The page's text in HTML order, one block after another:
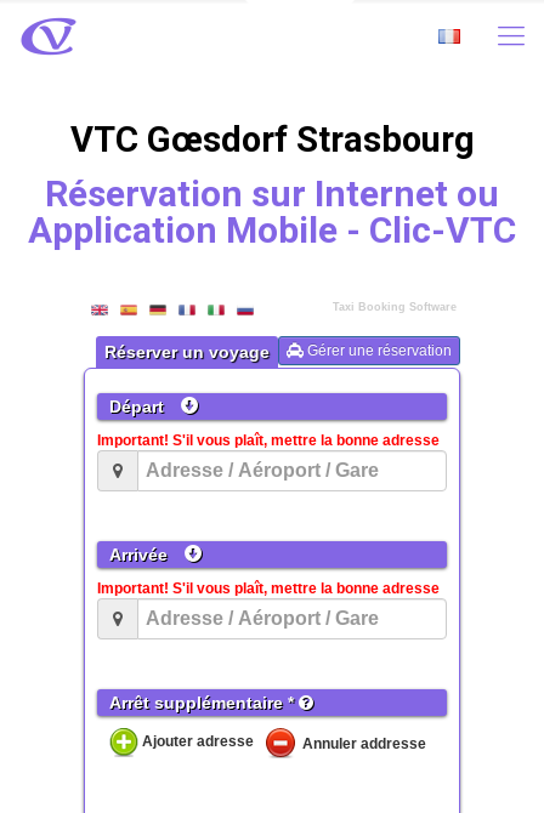
VTC Gœsdorf Strasbourg
Réservation sur Internet ou
Application Mobile - Clic-VTC